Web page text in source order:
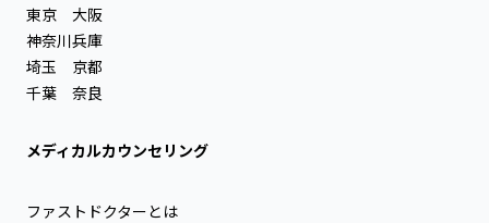
東京
神奈川
埼玉
千葉
大阪
兵庫
京都
奈良
メディカルカウンセリング
ファストドクターとは